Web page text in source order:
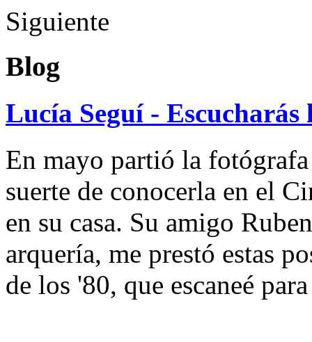
Siguiente
Blog
Lucía Seguí - Escucharás
En mayo partió la
suerte de conocerla en el
en su casa. Su amigo
arquería, me prestó estas
de los '80, que escaneé